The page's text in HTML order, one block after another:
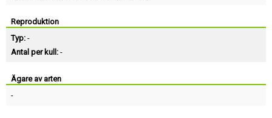
Reproduktion
Typ: -
Antal per kull: -
Ägare av arten
-